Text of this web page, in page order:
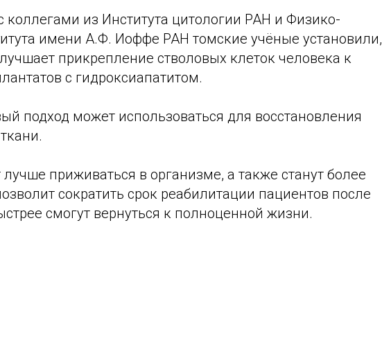
коллегами из Института цитологии РАН и Физико-
имени А.Ф. Иоффе РАН томские учёные установили,
прикрепление стволовых клеток человека к
с гидроксиапатитом.
подход может использоваться для восстановления
приживаться в организме, а также станут более
сократить срок реабилитации пациентов после
смогут вернуться к полноценной жизни.